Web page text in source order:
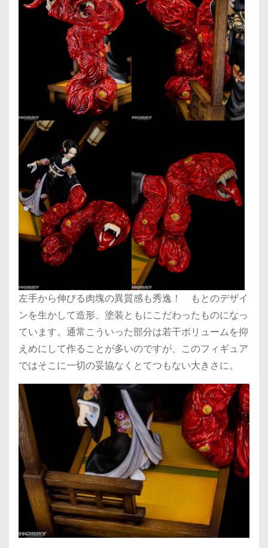
左手から伸びる肉塊の異質感も秀逸！ もとのデザイ
ンを生かして造形、塗装ともにこだわったものになっ
ています。通常こういった部分は若干ボリュームを抑
えめにして作ることが多いのですが、このフィギュア
ではそこに一切の妥協なくとてつもない大きさに。